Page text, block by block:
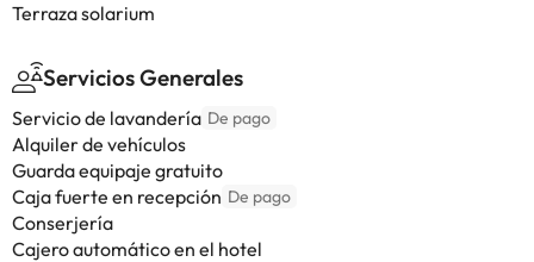
Terraza solarium
Servicios Generales
Servicio de lavandería De pago
Alquiler de vehículos
Guarda equipaje gratuito
Caja fuerte en recepción De pago
Conserjería
Cajero automático en el hotel